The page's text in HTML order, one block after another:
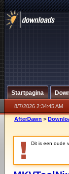
Startpagina
8/7/2026 2:34:45 AM
AfterDawn >
Dit is een oude